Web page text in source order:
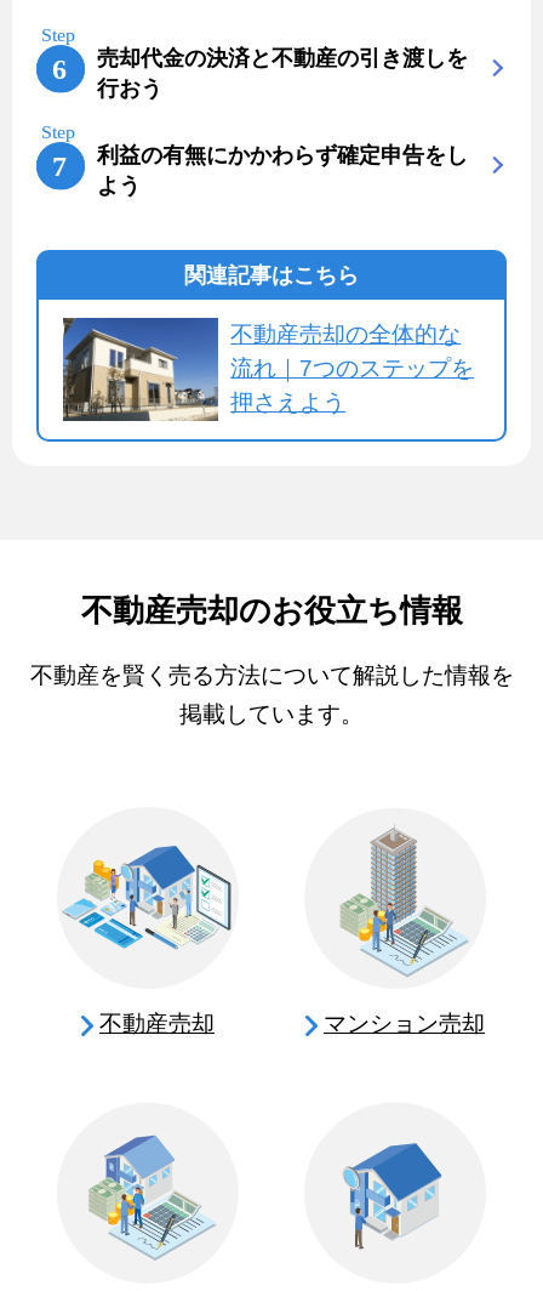
売却代金の決済と不動産の引き渡しを
行おう
利益の有無にかかわらず確定申告をし
よう
関連記事はこちら
不動産売却の全体的な
流れ｜7つのステップを
押さえよう
不動産売却のお役立ち情報
不動産を賢く売る方法について解説した情報を
掲載しています。
不動産売却 マンション売却